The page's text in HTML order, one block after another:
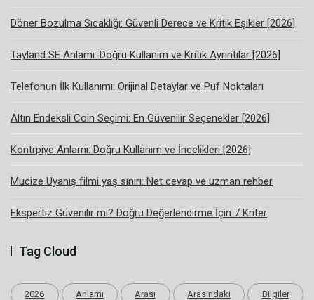
Döner Bozulma Sıcaklığı: Güvenli Derece ve Kritik Eşikler [2026]
Tayland SE Anlamı: Doğru Kullanım ve Kritik Ayrıntılar [2026]
Telefonun İlk Kullanımı: Orijinal Detaylar ve Püf Noktaları
Altın Endeksli Coin Seçimi: En Güvenilir Seçenekler [2026]
Kontrpiye Anlamı: Doğru Kullanım ve İncelikleri [2026]
Mucize Uyanış filmi yaş sınırı: Net cevap ve uzman rehber
Ekspertiz Güvenilir mi? Doğru Değerlendirme İçin 7 Kriter
Tag Cloud
2026 Anlamı Arası Arasındaki Bilgiler